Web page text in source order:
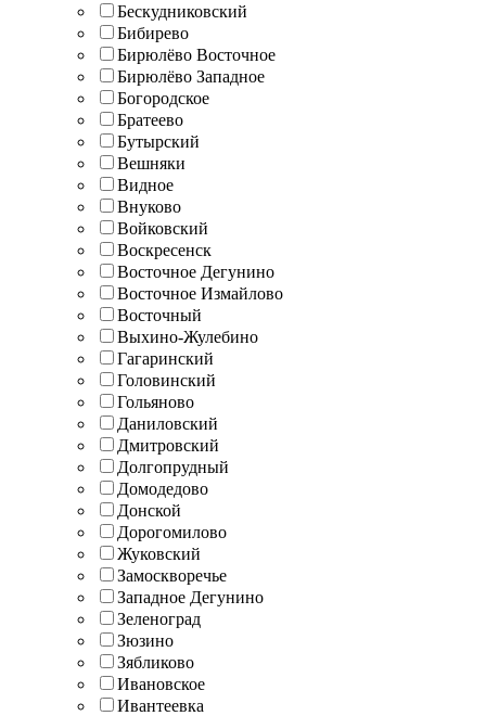
Бескудниковский
Бибирево
Бирюлёво Восточное
Бирюлёво Западное
Богородское
Братеево
Бутырский
Вешняки
Видное
Внуково
Войковский
Воскресенск
Восточное Дегунино
Восточное Измайлово
Восточный
Выхино-Жулебино
Гагаринский
Головинский
Гольяново
Даниловский
Дмитровский
Долгопрудный
Домодедово
Донской
Дорогомилово
Жуковский
Замоскворечье
Западное Дегунино
Зеленоград
Зюзино
Зябликово
Ивановское
Ивантеевка